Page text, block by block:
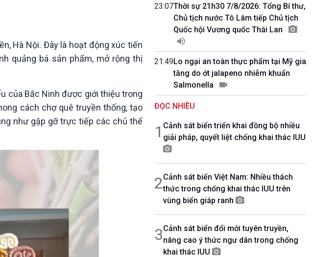
10 phút Sự kiện - Luận bàn
Câu chuyện thời sự
Dòng chảy sự kiện
Diễn đàn chủ nhật
Chuyện đêm
Hà Nội. Đây là hoạt động xúc tiến
quảng bá sản phẩm, mở rộng thị
của Bắc Ninh được giới thiệu trong
cách chợ quê truyền thống, tạo
như gặp gỡ trực tiếp các chủ thể
23:07Thời sự 21h30 7/8/2026: Tổng Bí thư,
Chủ tịch nước Tô Lâm tiếp Chủ tịch
Quốc hội Vương quốc Thái Lan
21:49Lo ngại an toàn thực phẩm tại Mỹ gia
tăng do ớt jalapeno nhiễm khuẩn
Salmonella
ĐỌC NHIỀU
1 Cảnh sát biển triển khai đồng bộ nhiều
giải pháp, quyết liệt chống khai thác IUU
2Cảnh sát biển Việt Nam: Nhiều thách
thức trong chống khai thác IUU trên
vùng biển giáp ranh
3Cảnh sát biển đổi mới tuyên truyền,
nâng cao ý thức ngư dân trong chống
khai thác IUU